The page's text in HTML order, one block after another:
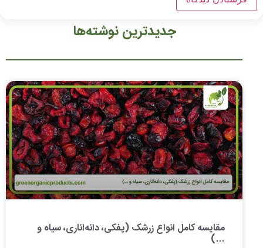
جدیدترین نوشته‌ها
مقایسه کامل انواع زرشک (پفکی، دانه‌اناری، سیاه و
…)